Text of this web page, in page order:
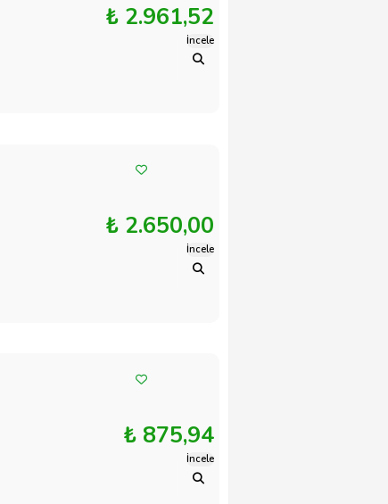
₺ 2.961,52
İncele
₺ 2.650,00
İncele
₺ 875,94
İncele